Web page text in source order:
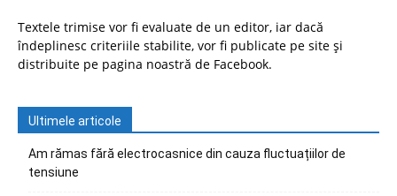
Textele trimise vor fi evaluate de un editor, iar dacă
îndeplinesc criteriile stabilite, vor fi publicate pe site și
distribuite pe pagina noastră de Facebook.
Ultimele articole
Am rămas fără electrocasnice din cauza fluctuațiilor de
tensiune